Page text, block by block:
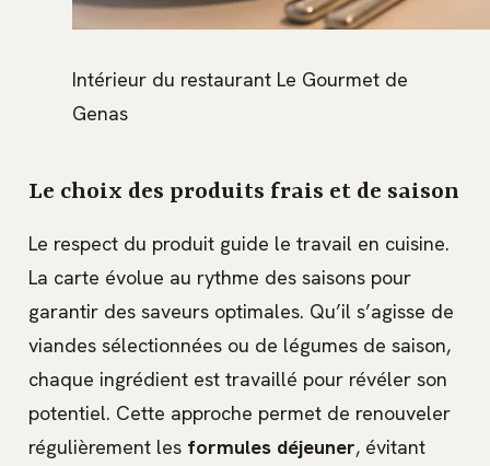
Intérieur du restaurant Le Gourmet de
Genas
Le choix des produits frais et de saison
Le respect du produit guide le travail en cuisine.
La carte évolue au rythme des saisons pour
garantir des saveurs optimales. Qu’il s’agisse de
viandes sélectionnées ou de légumes de saison,
chaque ingrédient est travaillé pour révéler son
potentiel. Cette approche permet de renouveler
régulièrement les formules déjeuner, évitant